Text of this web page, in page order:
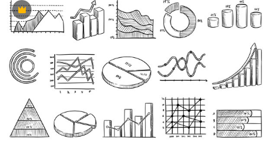
Premium